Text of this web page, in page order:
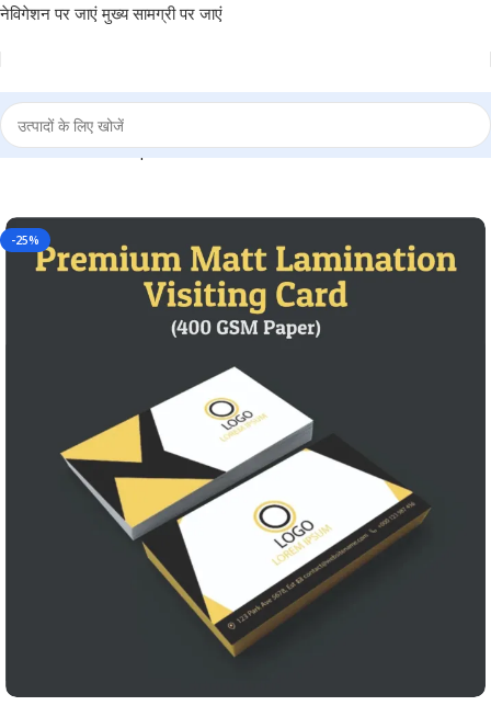
नेविगेशन पर जाएं मुख्य सामग्री पर जाएं
Card for Corporate, Business and Personal use – BG-BC05
-25%